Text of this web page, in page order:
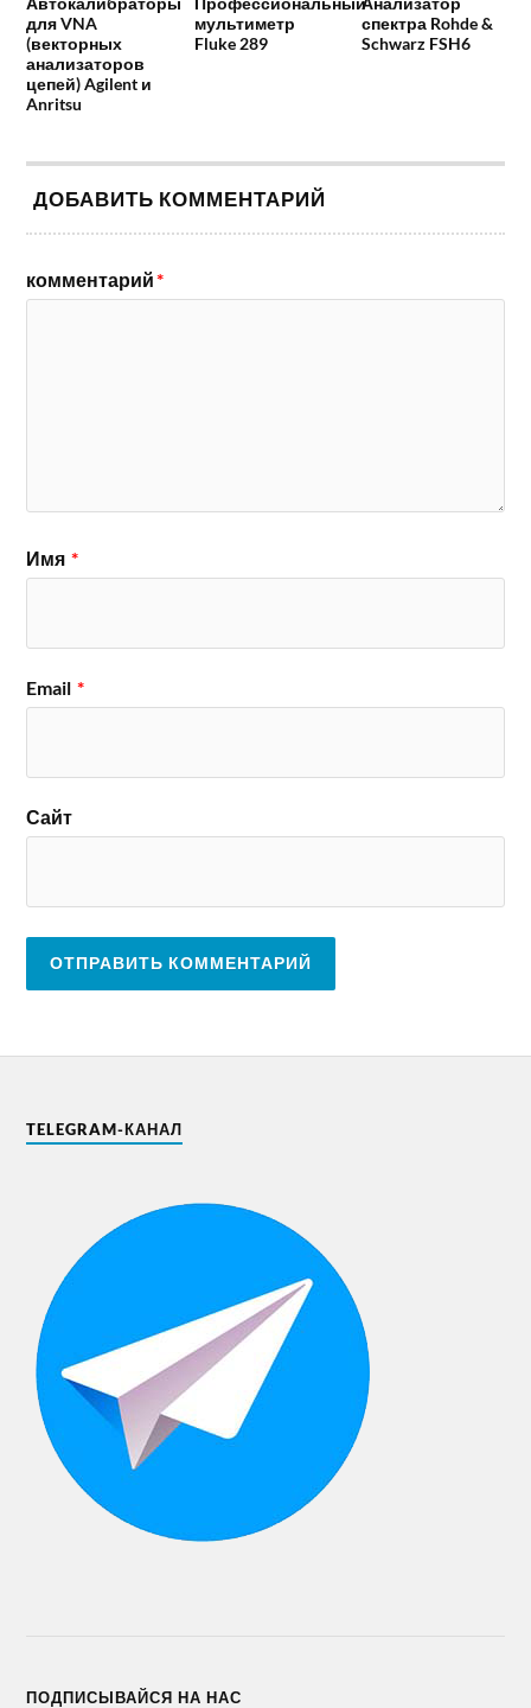
для VNA
(векторных
анализаторов
цепей) Agilent и
Anritsu
мультиметр
Fluke 289
спектра Rohde &
Schwarz FSH6
ДОБАВИТЬ КОММЕНТАРИЙ
комментарий*
Имя *
Email *
Сайт
TELEGRAM-КАНАЛ
ПОДПИСЫВАЙСЯ НА НАС